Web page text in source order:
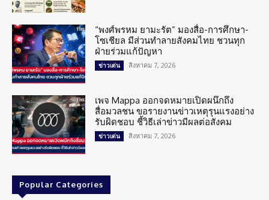
“พงศ์พรหม ยามะรัต” มองสื่อ-การศึกษา-
โซเชียล มีส่วนทำลายสังคมไทย ชวนทุก
ฝ่ายร่วมแก้ปัญหา
ข่าวเด่น สิงหาคม 7, 2026
เพจ Mappa ออกจดหมายเปิดผนึกถึง
สื่อมวลชน ขอรายงานข่าวเหตุรุนแรงอย่าง
รับผิดชอบ ชี้วิธีเล่าข่าวมีผลต่อสังคม
ข่าวเด่น สิงหาคม 7, 2026
Popular Categories